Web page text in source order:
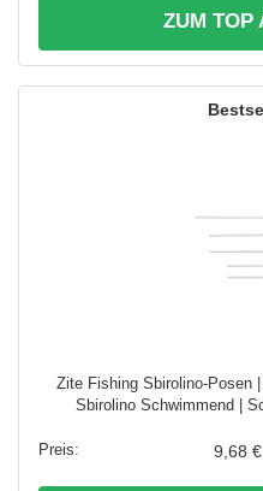
ZUM TOP
Zite Fishing Sbirolino-Posen
Sbirolino Schwimmend |
9,68 €